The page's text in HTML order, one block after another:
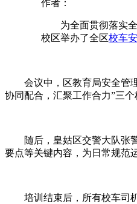
作者：
为全面贯彻落实全
校区举办了全区校车
会议中，区教育局安全管理
协同配合，汇聚工作合力”三
随后，皇姑区交警大队张警
要点等关键内容，为日常规范
培训结束后，所有校车司机